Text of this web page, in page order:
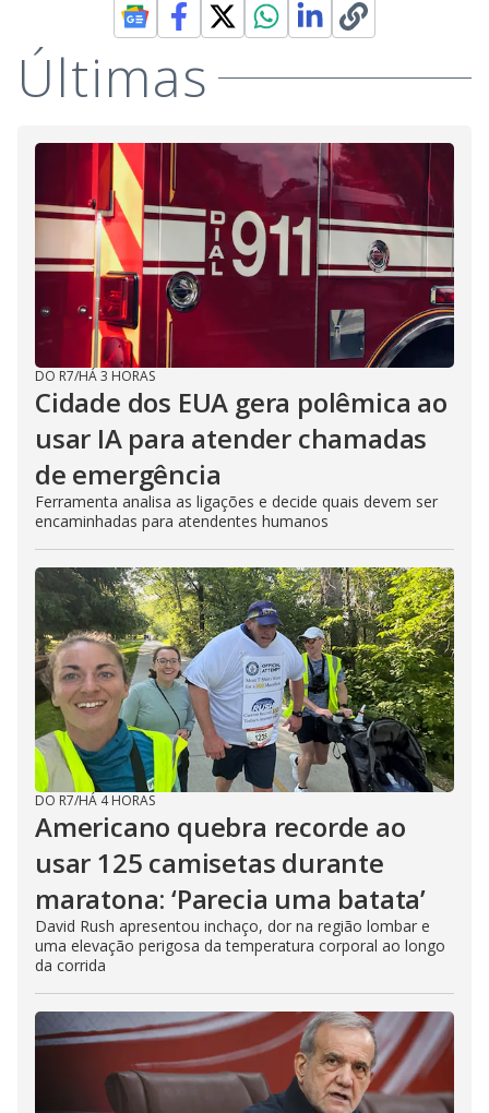
Últimas
DO R7/HÁ 3 HORAS
Cidade dos EUA gera polêmica ao
usar IA para atender chamadas
de emergência
Ferramenta analisa as ligações e decide quais devem ser
encaminhadas para atendentes humanos
DO R7/HÁ 4 HORAS
Americano quebra recorde ao
usar 125 camisetas durante
maratona: ‘Parecia uma batata’
David Rush apresentou inchaço, dor na região lombar e
uma elevação perigosa da temperatura corporal ao longo
da corrida